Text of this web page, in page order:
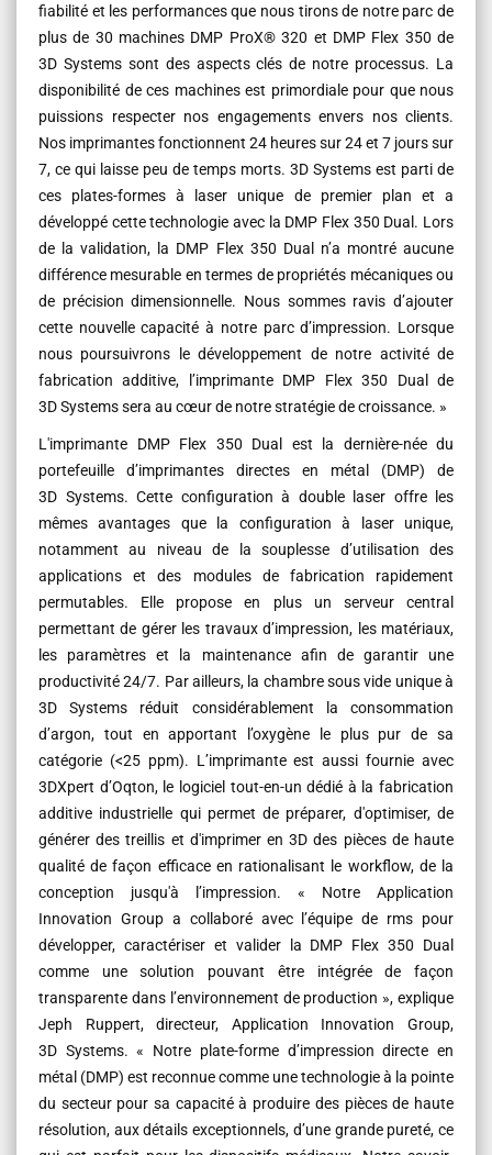
fiabilité et les performances que nous tirons de notre parc de
plus de 30 machines DMP ProX® 320 et DMP Flex 350 de
3D Systems sont des aspects clés de notre processus. La
disponibilité de ces machines est primordiale pour que nous
puissions respecter nos engagements envers nos clients.
Nos imprimantes fonctionnent 24 heures sur 24 et 7 jours sur
7, ce qui laisse peu de temps morts. 3D Systems est parti de
ces plates-formes à laser unique de premier plan et a
développé cette technologie avec la DMP Flex 350 Dual. Lors
de la validation, la DMP Flex 350 Dual n’a montré aucune
différence mesurable en termes de propriétés mécaniques ou
de précision dimensionnelle. Nous sommes ravis d’ajouter
cette nouvelle capacité à notre parc d’impression. Lorsque
nous poursuivrons le développement de notre activité de
fabrication additive, l’imprimante DMP Flex 350 Dual de
3D Systems sera au cœur de notre stratégie de croissance. »
L'imprimante DMP Flex 350 Dual est la dernière-née du
portefeuille d’imprimantes directes en métal (DMP) de
3D Systems. Cette configuration à double laser offre les
mêmes avantages que la configuration à laser unique,
notamment au niveau de la souplesse d’utilisation des
applications et des modules de fabrication rapidement
permutables. Elle propose en plus un serveur central
permettant de gérer les travaux d’impression, les matériaux,
les paramètres et la maintenance afin de garantir une
productivité 24/7. Par ailleurs, la chambre sous vide unique à
3D Systems réduit considérablement la consommation
d’argon, tout en apportant l’oxygène le plus pur de sa
catégorie (<25 ppm). L’imprimante est aussi fournie avec
3DXpert d’Oqton, le logiciel tout-en-un dédié à la fabrication
additive industrielle qui permet de préparer, d'optimiser, de
générer des treillis et d'imprimer en 3D des pièces de haute
qualité de façon efficace en rationalisant le workflow, de la
conception jusqu'à l’impression. « Notre Application
Innovation Group a collaboré avec l’équipe de rms pour
développer, caractériser et valider la DMP Flex 350 Dual
comme une solution pouvant être intégrée de façon
transparente dans l’environnement de production », explique
Jeph Ruppert, directeur, Application Innovation Group,
3D Systems. « Notre plate-forme d’impression directe en
métal (DMP) est reconnue comme une technologie à la pointe
du secteur pour sa capacité à produire des pièces de haute
résolution, aux détails exceptionnels, d’une grande pureté, ce